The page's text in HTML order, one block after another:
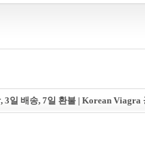
3일 배송, 7일 환불 | Korean Viagra